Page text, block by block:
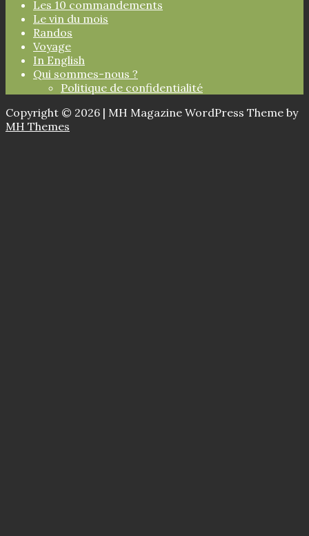
Les 10 commandements
Le vin du mois
Randos
Voyage
In English
Qui sommes-nous ?
Politique de confidentialité
Copyright © 2026 | MH Magazine WordPress Theme by
MH Themes